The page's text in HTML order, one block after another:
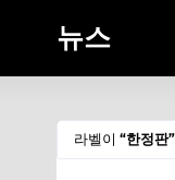
뉴스
라벨이 한정판